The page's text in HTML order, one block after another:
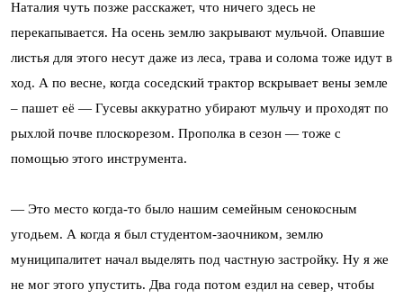
Наталия чуть позже расскажет, что ничего здесь не
перекапывается. На осень землю закрывают мульчой. Опавшие
листья для этого несут даже из леса, трава и солома тоже идут в
ход. А по весне, когда соседский трактор вскрывает вены земле
– пашет её — Гусевы аккуратно убирают мульчу и проходят по
рыхлой почве плоскорезом. Прополка в сезон — тоже с
помощью этого инструмента.
— Это место когда-то было нашим семейным сенокосным
угодьем. А когда я был студентом-заочником, землю
муниципалитет начал выделять под частную застройку. Ну я же
не мог этого упустить. Два года потом ездил на север, чтобы